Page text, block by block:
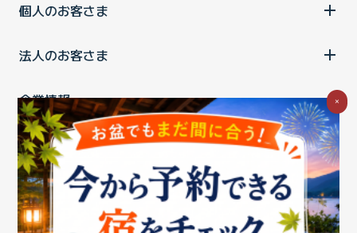
個人のお客さま
法人のお客さま
企業情報
ご利用中の方
お問い合わせ消費税の表示 ウェブアクセシビリティの取り組み
個人情報保護ポリシープライバシーポータル
Cookieポリシー
特定商取引法に基づく表記情報セキュリティ基本方針
×